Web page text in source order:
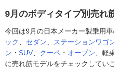
9月のボディタイプ別売れ
今回は9月の日本メーカー製乗用車
ック
セダン ステーションワゴ
ン ・ SUV クーペ ・ オープン 、軽
に売れ筋モデルをチェックしてい